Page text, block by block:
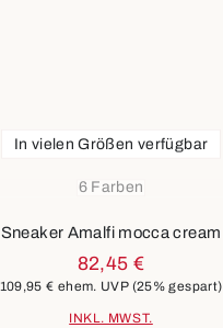
6 Farben
In vielen Größen verfügbar
Sneaker Amalfi mocca cream
82,45 €
109,95 € ehem. UVP (25% gespart)
INKL. MWST.